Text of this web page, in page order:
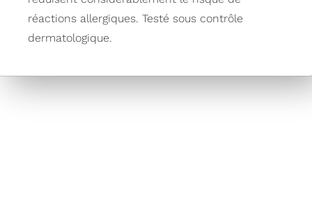
réactions allergiques. Testé sous contrôle
dermatologique.